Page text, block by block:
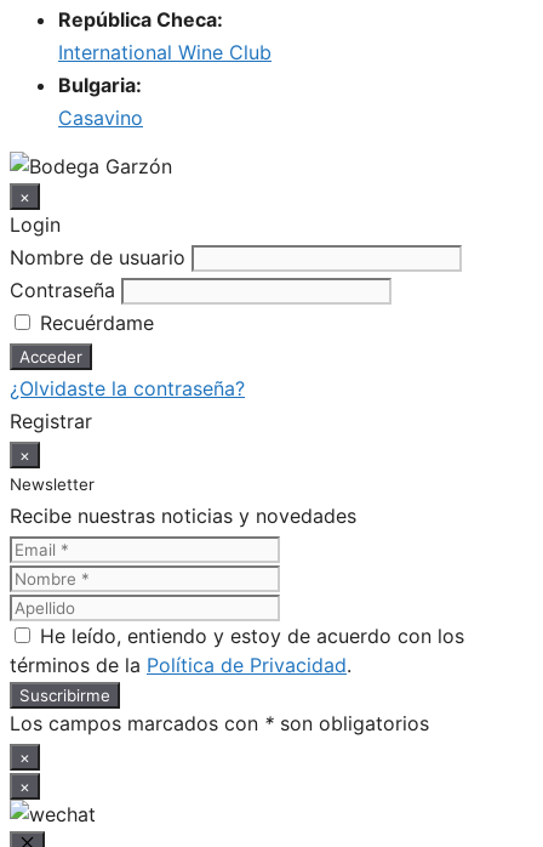
República Checa:
International Wine Club
Bulgaria:
Casavino
×
Login
Nombre de usuario
Contraseña
Recuérdame
¿Olvidaste la contraseña?
Registrar
×
Newsletter
Recibe nuestras noticias y novedades
He leído, entiendo y estoy de acuerdo con los
términos de la Política de Privacidad.
Los campos marcados con * son obligatorios
×
×